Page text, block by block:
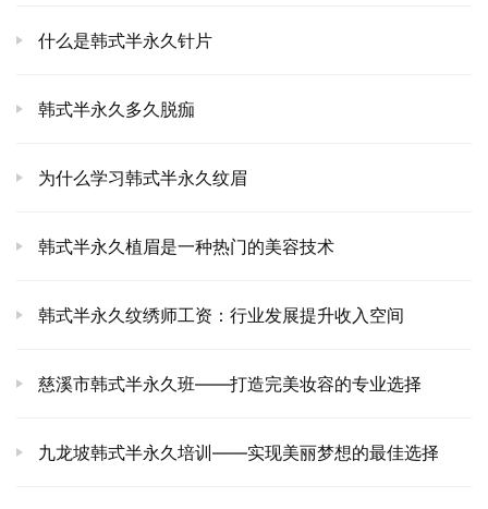
什么是韩式半永久针片
韩式半永久多久脱痂
为什么学习韩式半永久纹眉
韩式半永久植眉是一种热门的美容技术
韩式半永久纹绣师工资：行业发展提升收入空间
慈溪市韩式半永久班——打造完美妆容的专业选择
九龙坡韩式半永久培训——实现美丽梦想的最佳选择